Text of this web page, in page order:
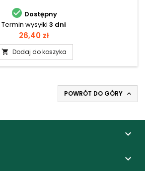
 Dostępny
Termin wysyłki 3 dni
Cena
26,40 zł
 Dodaj do koszyka
POWRÓT DO GÓRY 

